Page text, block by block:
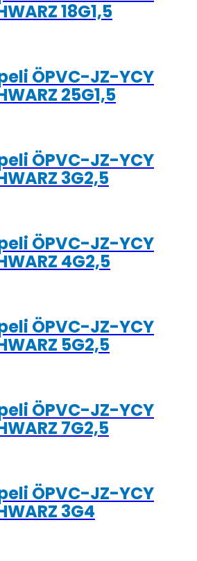
18G1,5
ÖPVC-JZ-YCY
25G1,5
ÖPVC-JZ-YCY
3G2,5
ÖPVC-JZ-YCY
4G2,5
ÖPVC-JZ-YCY
5G2,5
ÖPVC-JZ-YCY
7G2,5
ÖPVC-JZ-YCY
3G4